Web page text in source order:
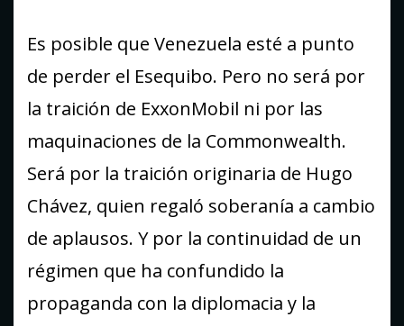
Es posible que Venezuela esté a punto
de perder el Esequibo. Pero no será por
la traición de ExxonMobil ni por las
maquinaciones de la Commonwealth.
Será por la traición originaria de Hugo
Chávez, quien regaló soberanía a cambio
de aplausos. Y por la continuidad de un
régimen que ha confundido la
propaganda con la diplomacia y la